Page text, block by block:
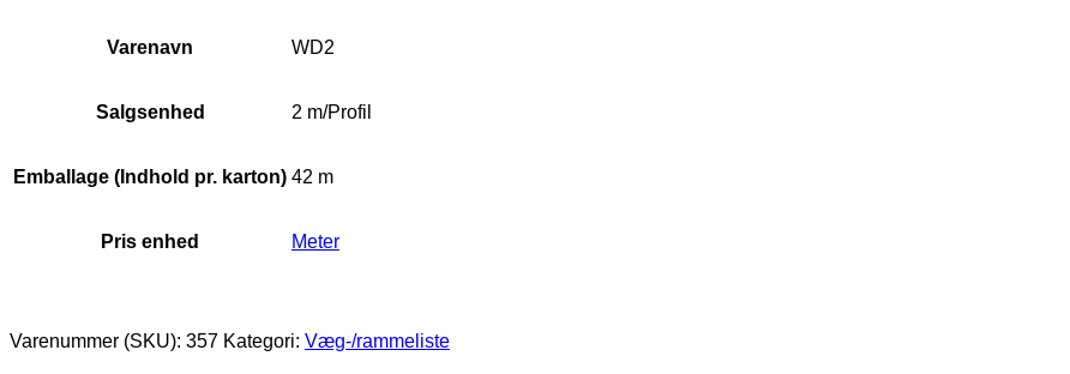
Varenavn WD2
Salgsenhed 2 m/Profil
Emballage (Indhold pr. karton) 42 m
Pris enhed Meter
Varenummer (SKU): 357 Kategori: Væg-/rammeliste